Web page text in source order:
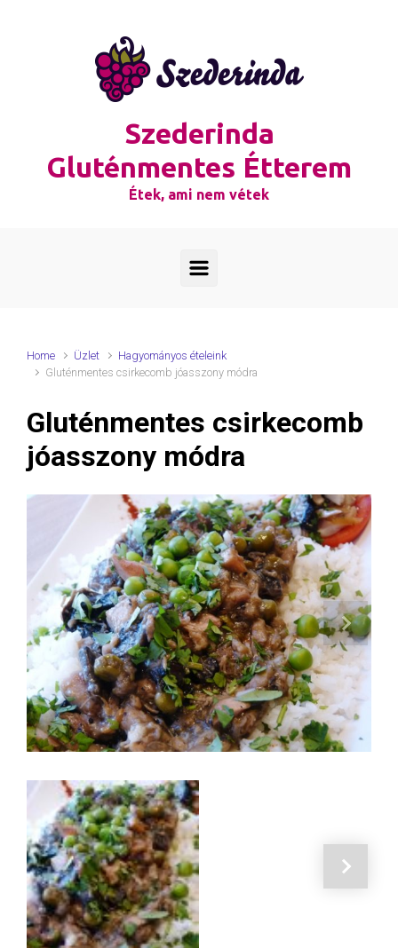
Szederinda
Gluténmentes Étterem
Étek, ami nem vétek
Home Üzlet
Hagyományos ételeink
Gluténmentes csirkecomb jóasszony módra
Gluténmentes csirkecomb
jóasszony módra
Next